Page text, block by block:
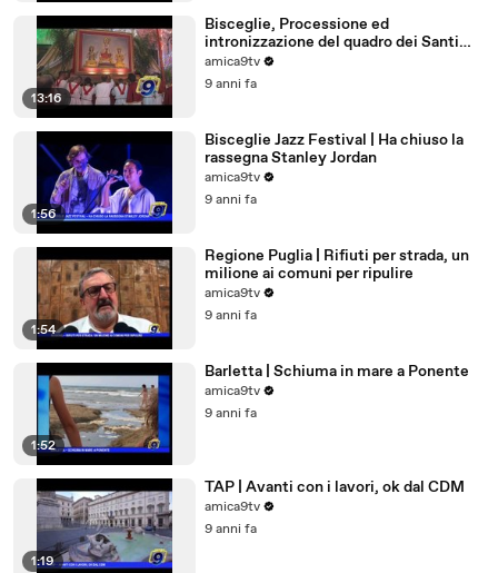
13:16
Bisceglie, Processione ed
intronizzazione del quadro dei Santi
Martiri
amica9tv
9 anni fa
1:56
Bisceglie Jazz Festival | Ha chiuso la
rassegna Stanley Jordan
amica9tv
9 anni fa
1:54
Regione Puglia | Rifiuti per strada, un
milione ai comuni per ripulire
amica9tv
9 anni fa
1:52
Barletta | Schiuma in mare a Ponente
amica9tv
9 anni fa
1:19
TAP | Avanti con i lavori, ok dal CDM
amica9tv
9 anni fa